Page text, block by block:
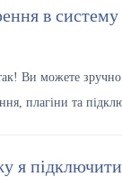
в
Ви можете зручно
плагіни та
я підключити